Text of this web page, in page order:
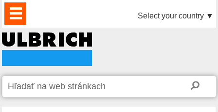
PRODUKTY
AKTUALITY
DOWNLOAD
VIDEO
PARTNERI
NÁS
KONTAKTY Select your country ▼